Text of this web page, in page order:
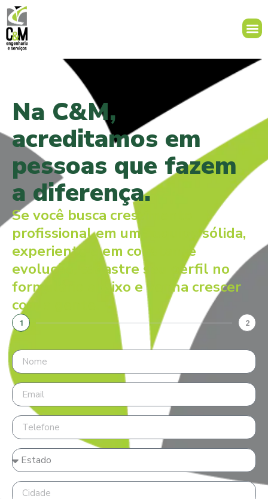
Na C&M,
acreditamos em
pessoas que fazem
a diferença.
Se você busca crescimento
profissional em uma equipe sólida,
experiente e em constante
evolução, cadastre seu perfil no
formulário abaixo e venha crescer
com a gente.
1 2